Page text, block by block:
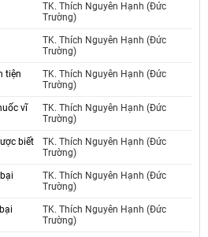
TK. Thích Nguyên Hạnh (Đức
Trường)
TK. Thích Nguyên Hạnh (Đức
Trường)
tiện
TK. Thích Nguyên Hạnh (Đức
Trường)
vĩ
TK. Thích Nguyên Hạnh (Đức
Trường)
biết
TK. Thích Nguyên Hạnh (Đức
Trường)
TK. Thích Nguyên Hạnh (Đức
Trường)
TK. Thích Nguyên Hạnh (Đức
Trường)